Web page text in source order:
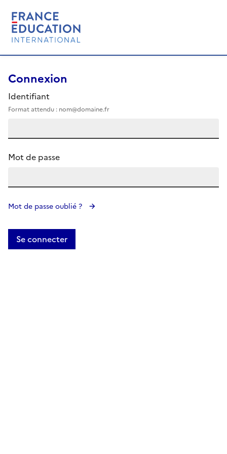
Connexion
Identifiant
Format attendu : nom@domaine.fr
Mot de passe
Mot de passe oublié ?
Se connecter